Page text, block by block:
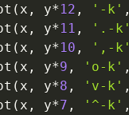
( x , y*12 , '-k' ,
( x , y*11 , '.-k'
( x , y*10 , ',-k'
( x , y*9 , 'o-k' ,
( x , y*8 , 'v-k' ,
( x , y*7 , '^-k' ,